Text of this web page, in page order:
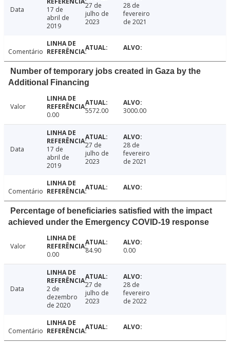
Data
17 de
abril de
2019
27 de
julho de
2023
28 de
fevereiro
de 2021
Comentário
Number of temporary jobs created in Gaza by the
Additional Financing
Valor
0.00
5572.00 3000.00
Data
17 de
abril de
2019
27 de
julho de
2023
28 de
fevereiro
de 2021
Comentário
Percentage of beneficiaries satisfied with the impact
achieved under the Emergency COVID-19 response
Valor
0.00
84.90 0.00
Data
2 de
dezembro
de 2020
27 de
julho de
2023
28 de
fevereiro
de 2022
Comentário